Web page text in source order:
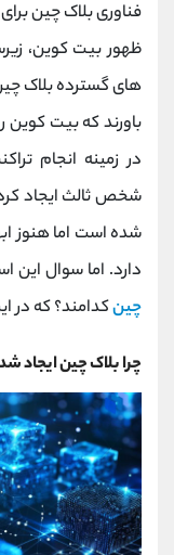
ظهور بیت کوین،
های گسترده بلاک
باورند که بیت کوین
در زمینه انجام
شخص ثالث ایجاد
شده است اما هنوز
دارد. اما سوال این
چینکدامند؟ که در
چرا بلاک چین ایجاد
تلفن
بدون پیش شماره
اینستاگرام
کانال تلگرام